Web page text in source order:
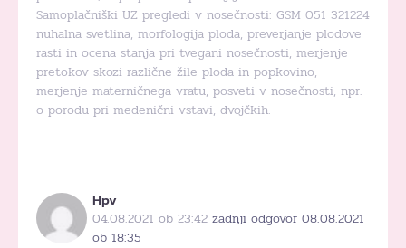
Samoplačniški UZ pregledi v nosečnosti: GSM 051 321224
nuhalna svetlina, morfologija ploda, preverjanje plodove
rasti in ocena stanja pri tvegani nosečnosti, merjenje
pretokov skozi različne žile ploda in popkovino,
merjenje materničnega vratu, posveti v nosečnosti, npr.
o porodu pri medenični vstavi, dvojčkih.
Hpv
04.08.2021 ob 23:42 zadnji odgovor 08.08.2021
ob 18:35